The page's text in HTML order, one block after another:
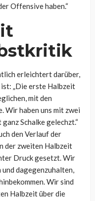
Offensive haben.“
erleichtert darüber,
„Die erste Halbzeit
mit den
Wir haben uns mit zwei
Schalke gelechzt.“
den Verlauf der
der zweiten Halbzeit
Druck gesetzt. Wir
dagegenzuhalten,
Wir sind
Halbzeit über die